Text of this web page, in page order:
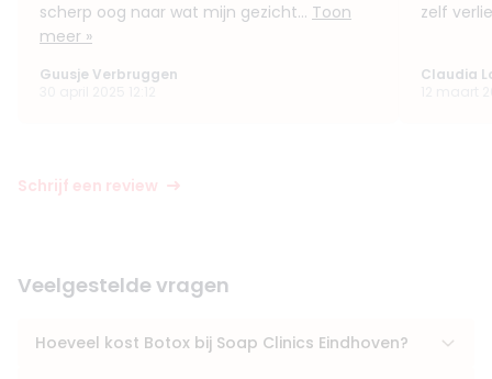
scherp oog naar wat mijn gezicht... Toon
meer »
Guusje Verbruggen
zelf
Claudia
Schrijf een review
Veelgestelde vragen
Hoeveel kost Botox bij Soap Clinics Eindhoven?